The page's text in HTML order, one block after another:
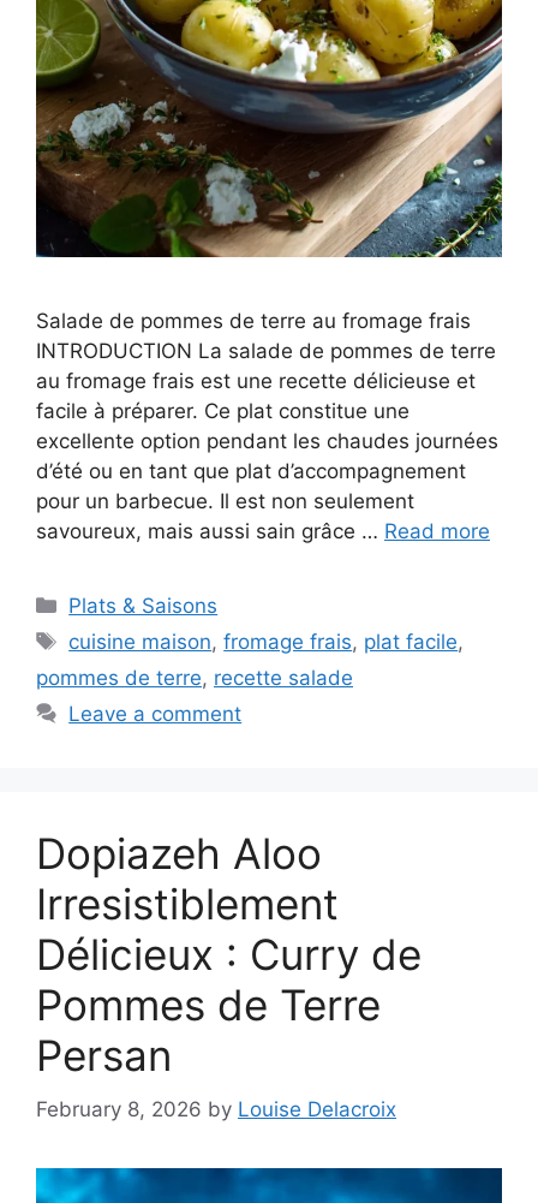
Salade de pommes de terre au fromage frais
INTRODUCTION La salade de pommes de terre
au fromage frais est une recette délicieuse et
facile à préparer. Ce plat constitue une
excellente option pendant les chaudes journées
d’été ou en tant que plat d’accompagnement
pour un barbecue. Il est non seulement
savoureux, mais aussi sain grâce … Read more
Categories
Plats & Saisons
Tags
cuisine maison,fromage frais, plat facile,
pommes de terre, recette salade
Leave a comment
Dopiazeh Aloo
Irresistiblement
Délicieux : Curry de
Pommes de Terre
Persan
February 8, 2026 by Louise Delacroix